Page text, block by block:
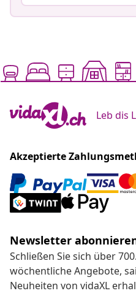
Leb dis
Akzeptierte
Newsletter
Schließen Sie sich über
wöchentliche Angebote,
Neuheiten von vidaXL